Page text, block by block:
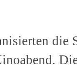
die